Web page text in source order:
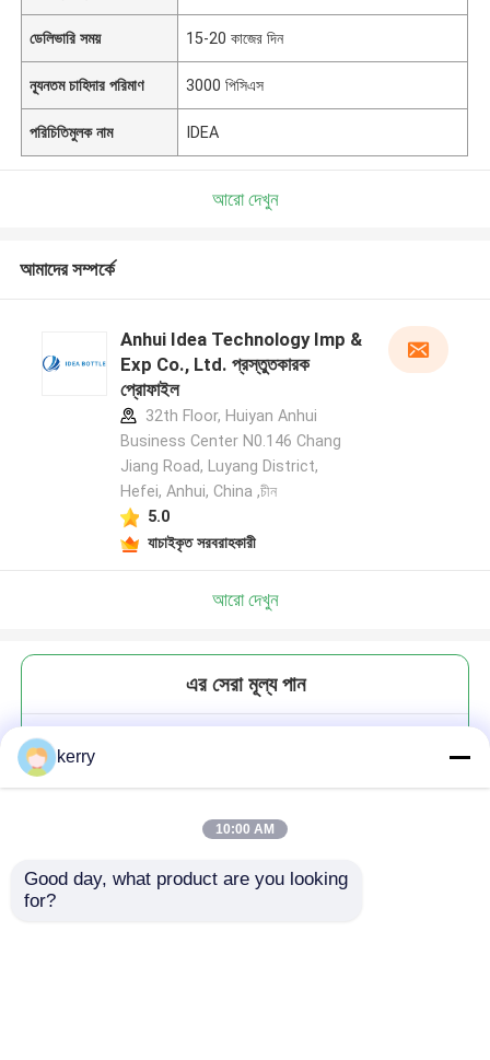
ডেলিভারি সময় 15-20 কাজের দিন
ন্যূনতম চাহিদার পরিমাণ 3000 পিসিএস
পরিচিতিমুলক নাম IDEA
আরো দেখুন
আমাদের সম্পর্কে
Anhui Idea Technology Imp &
Exp Co., Ltd. প্রস্তুতকারক
প্রোফাইল
32th Floor, Huiyan Anhui
Business Center N0.146 Chang
Jiang Road, Luyang District,
Hefei, Anhui, China ,চীন
5.0
যাচাইকৃত সরবরাহকারী
আরো দেখুন
এর সেরা মূল্য পান
kerry
10:00 AM
Good day, what product are you looking
for?